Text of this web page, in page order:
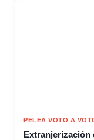
PELEA VOTO A
Extranjerización